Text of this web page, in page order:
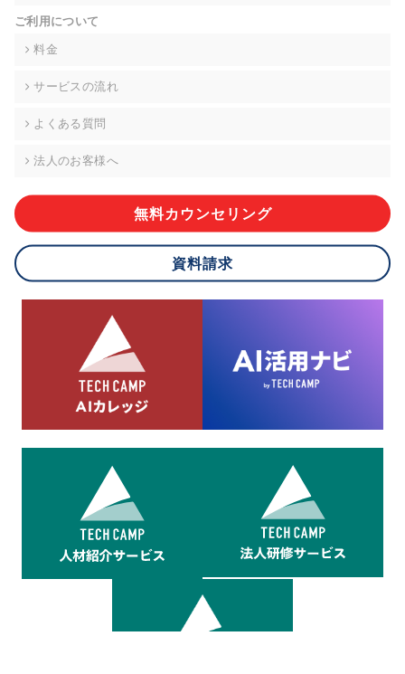
により、ご希望に添えない場合があります。 なお、アクセスロ
グなどの個人情報以外の情報については、原則として開示等は
株式会社div 個人情報問合せ窓口
メールアドレス:privacy_policy@di-v.co.jp
ご本人様が当社に個人情報を提供されるかどうかは任意による
応ができない場合があります。
8.cookieにより取得・分析した情報とその利用について
当社は第三者が運営するデータ・マネジメント・プラットフォ
ームからcookieにより収集されたウェブの閲覧機歴及びその分
析結果を取得し、これをお客様の個人データと結びつけた上
で、広告配信等の目的で利用いたします。
ご利用について
料金
サービスの流れ
よくある質問
法人のお客様へ
無料カウンセリング
資料請求